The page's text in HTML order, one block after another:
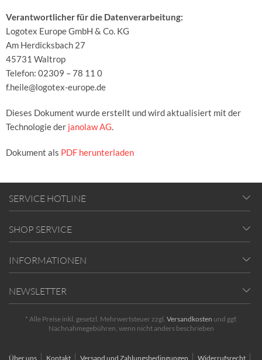
Verantwortlicher für die Datenverarbeitung:
Logotex Europe GmbH & Co. KG
Am Herdicksbach 27
45731 Waltrop
Telefon: 02309 – 78 11 0
f.heile@logotex-europe.de
Dieses Dokument wurde erstellt und wird aktualisiert mit der
Technologie der janolaw AG.
Dokument als PDF herunterladen
SERVICE HOTLINE
SHOP SERVICE
INFORMATIONEN
NEWSLETTER
* Alle Preise inkl. gesetzl. Mehrwertsteuer zzgl. Versandkosten und ggf.
Nachnahmegebühren, wenn nicht anders beschrieben
Über uns Kontakt Versand und Zahlungsbedingungen Widerrufsrecht